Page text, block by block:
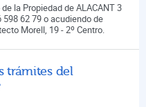
la Propiedad de ALACANT 3
62 79 o acudiendo de
Morell, 19 - 2º Centro.
trámites del